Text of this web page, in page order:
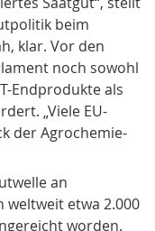
beim
klar. Vor den
noch sowohl
Endprodukte als
„Viele EU-
der Agrochemie-
an
weltweit etwa 2.000
worden.